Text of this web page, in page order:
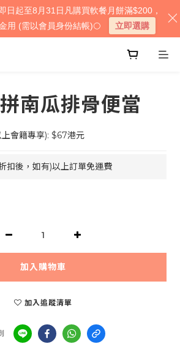
南瓜排骨便當
會籍專享): $67港元
扣後，如有)以上訂單免運費
加入購物車
加入追蹤清單
日起至8月31日凡購買軟餐月餅滿$200，
用 (需以會員身份結帳)🌕
立即選購